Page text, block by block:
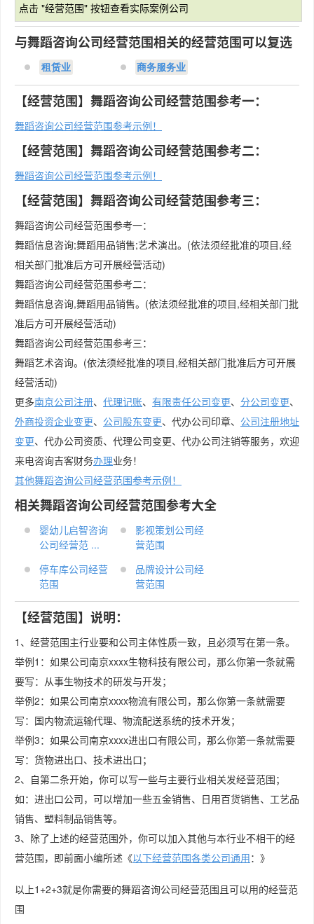
点击 "经营范围" 按钮查看实际案例公司
与舞蹈咨询公司经营范围相关的经营范围可以复选
租赁业 商务服务业
【经营范围】舞蹈咨询公司经营范围参考一：
舞蹈咨询公司经营范围参考示例！
【经营范围】舞蹈咨询公司经营范围参考二：
舞蹈咨询公司经营范围参考示例！
【经营范围】舞蹈咨询公司经营范围参考三：
舞蹈咨询公司经营范围参考一：
舞蹈信息咨询;舞蹈用品销售;艺术演出。(依法须经批准的项目,经
相关部门批准后方可开展经营活动)
舞蹈咨询公司经营范围参考二：
舞蹈信息咨询,舞蹈用品销售。(依法须经批准的项目,经相关部门批
准后方可开展经营活动)
舞蹈咨询公司经营范围参考三：
舞蹈艺术咨询。(依法须经批准的项目,经相关部门批准后方可开展
经营活动)
更多南京公司注册、 代理记账、 有限责任公司变更、 分公司变更、
外商投资企业变更、 公司股东变更、代办公司印章、 公司注册地址
变更、代办公司资质、代理公司变更、代办公司注销等服务，欢迎
来电咨询吉客财务办理业务！
其他舞蹈咨询公司经营范围参考示例！
相关舞蹈咨询公司经营范围参考大全
婴幼儿启智咨询
公司经营范 ...
影视策划公司经
营范围
停车库公司经营
范围
品牌设计公司经
营范围
【经营范围】说明：
1、经营范围主行业要和公司主体性质一致，且必须写在第一条。
举例1：如果公司南京xxxx生物科技有限公司，那么你第一条就需
要写：从事生物技术的研发与开发；
举例2：如果公司南京xxxx物流有限公司，那么你第一条就需要
写：国内物流运输代理、物流配送系统的技术开发；
举例3：如果公司南京xxxx进出口有限公司，那么你第一条就需要
写：货物进出口、技术进出口；
2、自第二条开始，你可以写一些与主要行业相关发经营范围；
如：进出口公司，可以增加一些五金销售、日用百货销售、工艺品
销售、塑料制品销售等。
3、除了上述的经营范围外，你可以加入其他与本行业不相干的经
营范围，即前面小编所述《以下经营范围各类公司通用：》
以上1+2+3就是你需要的舞蹈咨询公司经营范围且可以用的经营范
围